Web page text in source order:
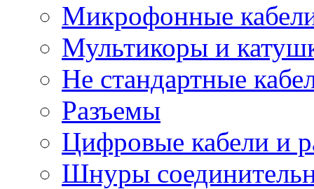
Микрофонные
Мультикоры и
Не стандартные
Разъемы
Цифровые кабели и
Шнуры